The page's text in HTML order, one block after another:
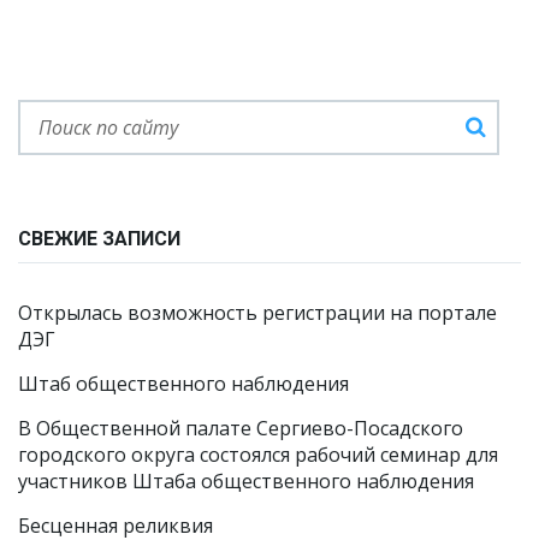
СВЕЖИЕ ЗАПИСИ
Открылась возможность регистрации на портале
ДЭГ
Штаб общественного наблюдения
В Общественной палате Сергиево-Посадского
городского округа состоялся рабочий семинар для
участников Штаба общественного наблюдения
Бесценная реликвия